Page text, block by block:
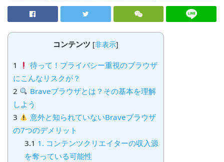
コンテンツ [非表示]
1
待って！プライバシー重視のブラウザ
にこんなリスクが？
2
Braveブラウザとは？その基本を理解
しよう
3
意外と知られていないBraveブラウザ
の7つのデメリット
3.1 1. コンテンツクリエイターの収入源
を奪っている可能性